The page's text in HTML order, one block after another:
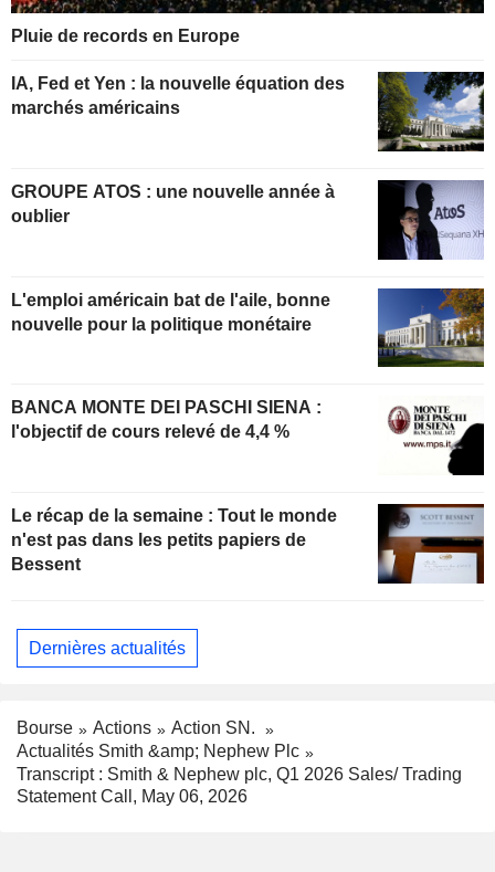
Pluie de records en Europe
IA, Fed et Yen : la nouvelle équation des
marchés américains
GROUPE ATOS : une nouvelle année à
oublier
L'emploi américain bat de l'aile, bonne
nouvelle pour la politique monétaire
BANCA MONTE DEI PASCHI SIENA :
l'objectif de cours relevé de 4,4 %
Le récap de la semaine : Tout le monde
n'est pas dans les petits papiers de
Bessent
Dernières actualités
Bourse Actions
Action SN.
Actualités Smith &amp; Nephew Plc
Transcript : Smith & Nephew plc, Q1 2026 Sales/ Trading
Statement Call, May 06, 2026